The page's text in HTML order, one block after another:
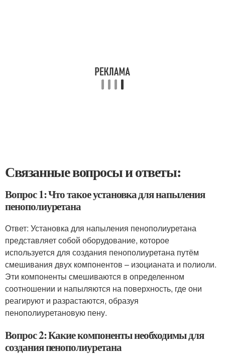
Связанные вопросы и ответы:
Вопрос 1: Что такое установка для напыления
пенополиуретана
Ответ: Установка для напыления пенополиуретана
представляет собой оборудование, которое
используется для создания пенополиуретана путём
смешивания двух компонентов – изоцианата и полиоли.
Эти компоненты смешиваются в определенном
соотношении и напыляются на поверхность, где они
реагируют и разрастаются, образуя
пенополиуретановую пену.
Вопрос 2: Какие компоненты необходимы для
создания пенополиуретана